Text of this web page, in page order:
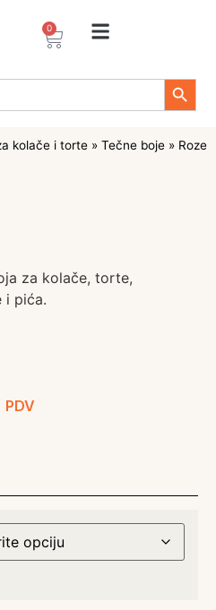
0
Search
kolače i torte » Tečne boje » Roze
za kolače, torte,
i pića.
PDV